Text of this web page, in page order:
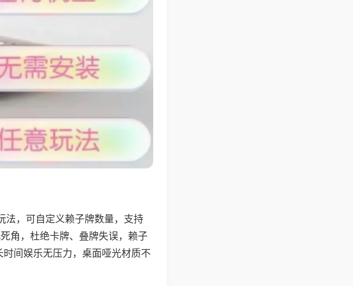
法，可自定义赖子牌数量，支持
角，杜绝卡牌、叠牌失误，赖子
间娱乐无压力，桌面哑光材质不